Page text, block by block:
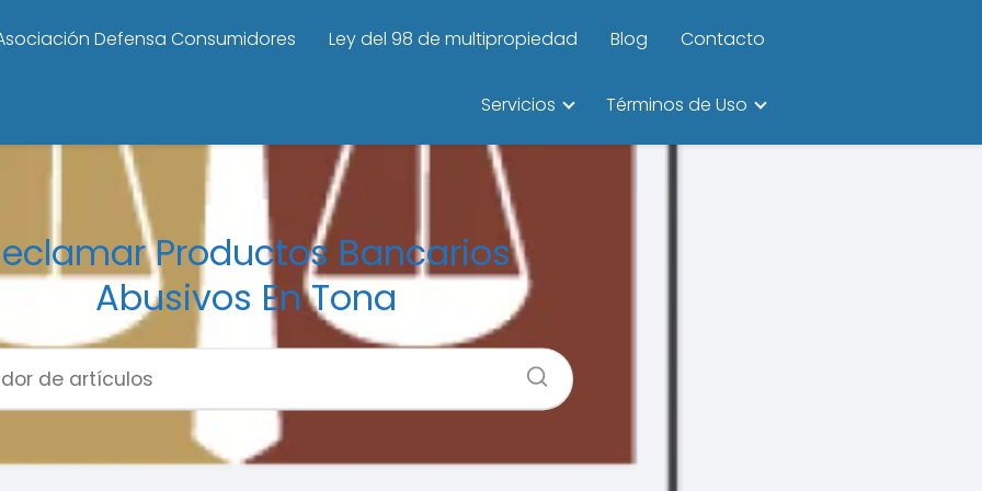
Defensa Consumidores Ley del 98 de multipropiedad Blog Contacto
Servicios Términos de Uso
Productos Bancarios
Abusivos En Tona